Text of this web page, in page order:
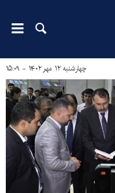
چهارشنبه ۱۲ مهر ۱۴۰۲ - ۱۵:۰۹